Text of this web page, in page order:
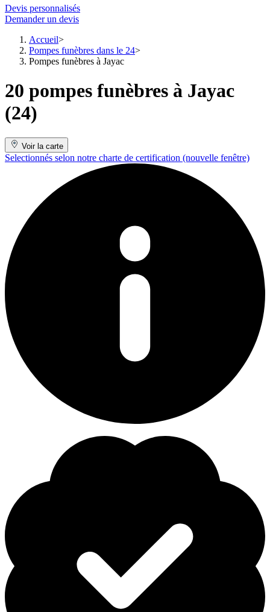
Devis personnalisés
Demander un devis
Accueil
Pompes funèbres dans le 24
Pompes funèbres à Jayac
20 pompes funèbres à Jayac
(24)
Voir la carte
Selectionnés selon notre charte de certification (nouvelle fenêtre)